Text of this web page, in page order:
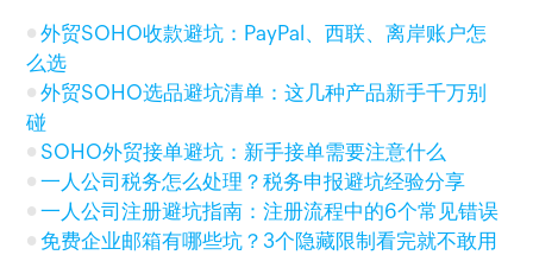
外贸SOHO收款避坑：PayPal、西联、离岸账户怎
么选
外贸SOHO选品避坑清单：这几种产品新手千万别
碰
SOHO外贸接单避坑：新手接单需要注意什么
一人公司税务怎么处理？税务申报避坑经验分享
一人公司注册避坑指南：注册流程中的6个常见错误
免费企业邮箱有哪些坑？3个隐藏限制看完就不敢用